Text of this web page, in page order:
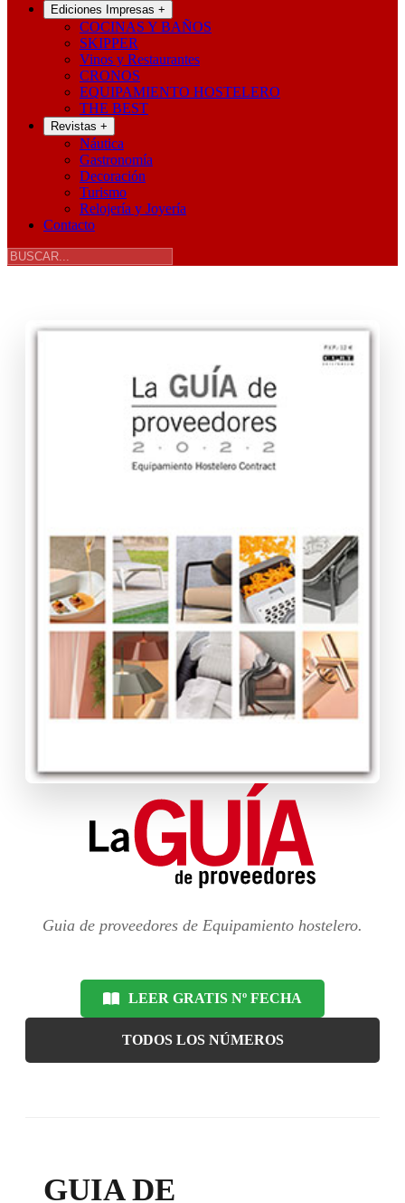
Ediciones Impresas +
COCINAS Y BAÑOS
SKIPPER
Vinos y Restaurantes
CRONOS
EQUIPAMIENTO HOSTELERO
THE BEST
Revistas +
Náutica
Gastronomía
Decoración
Turismo
Relojería y Joyería
Contacto
Guia de proveedores de Equipamiento hostelero.
LEER GRATIS Nº FECHA
TODOS LOS NÚMEROS
GUIA DE